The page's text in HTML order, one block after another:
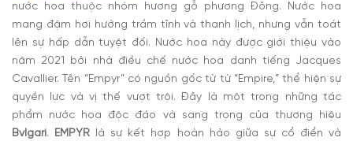
nước hoa thuộc nhóm hương gỗ phương Đông. Nước hoa
mang đậm hơi hướng trầm tĩnh và thanh lịch, nhưng vẫn toát
lên sự hấp dẫn tuyệt đối. Nước hoa này được giới thiệu vào
năm 2021 bởi nhà điều chế nước hoa danh tiếng Jacques
Cavallier. Tên “Empyr” có nguồn gốc từ từ “Empire,” thể hiện sự
quyền lực và vị thế vượt trội.Đây là một trong những tác
phẩm nước hoa độc đáo và sang trọng của thương hiệu
Bvlgari. EMPYR là sự kết hợp hoàn hảo giữa sự cổ điển và